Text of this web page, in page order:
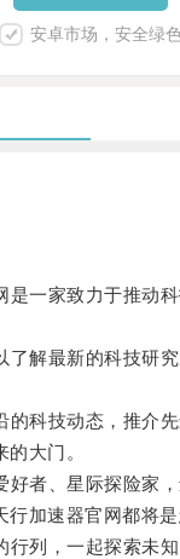
安卓市场，安全绿
一家致力于推动科
解最新的科技研究
科技动态，推介先
大门。
者、星际探险家，
加速器官网都将是
列，一起探索未知